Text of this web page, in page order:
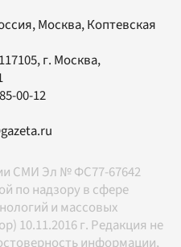
Москва, Коптевская
117105, г. Москва,
00-12
СМИ Эл № ФС77-67642
по надзору в сфере
и массовых
10.11.2016 г. Редакция не
информации,